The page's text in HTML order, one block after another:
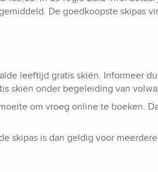
De goedkoopste skipas
leeftijd gratis skiën. Informeer
skiën onder begeleiding van
om vroeg online te boeken.
skipas is dan geldig voor